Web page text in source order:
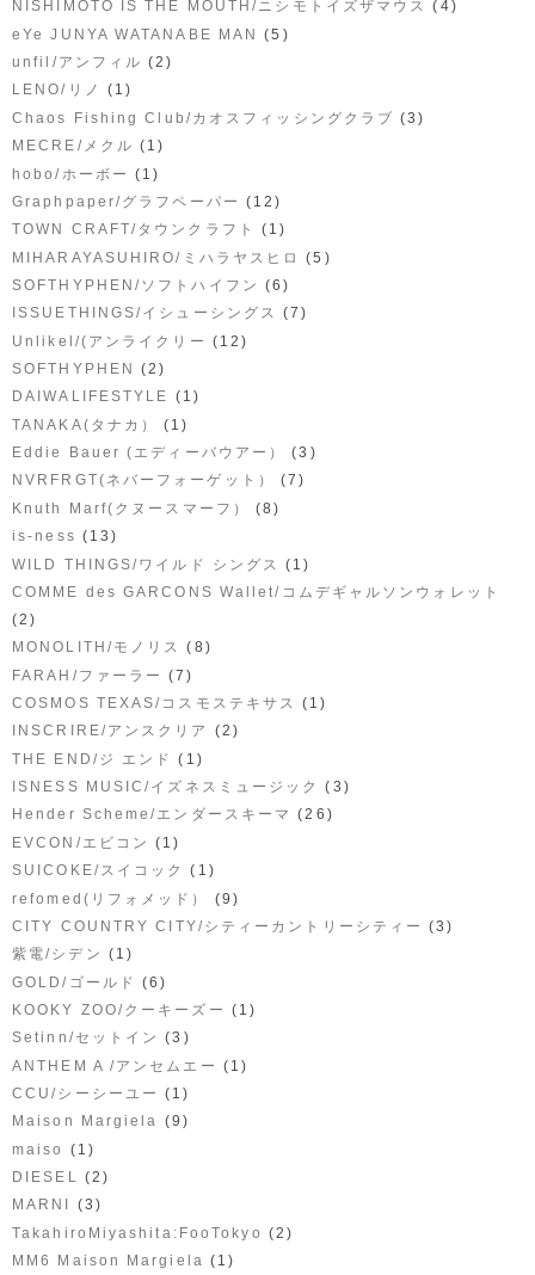
NISHIMOTO IS THE MOUTH/ニシモトイズザマウス (4)
eYe JUNYA WATANABE MAN
(5)
unfil/アンフィル (2)
LENO/リノ
(1)
Chaos Fishing Club/カオスフィッシングクラブ (3)
MECRE/メクル (1)
hobo/ホーボー (1)
Graphpaper/グラフペーパー (12)
TOWN CRAFT/タウンクラフト
(1)
MIHARAYASUHIRO/ミハラヤスヒロ
(5)
SOFTHYPHEN/ソフトハイフン (6)
ISSUETHINGS/イシューシングス (7)
Unlikel/(アンライクリー (12)
SOFTHYPHEN
(2)
DAIWALIFESTYLE (1)
TANAKA(タナカ）
(1)
Eddie Bauer (エディーバウアー）
(3)
NVRFRGT(ネバーフォーゲット）
(7)
Knuth Marf(クヌースマーフ）
(8)
is-ness (13)
WILD THINGS/ワイルド シングス (1)
COMME des GARCONS Wallet/コムデギャルソンウォレット
(2)
MONOLITH/モノリス (8)
FARAH/ファーラー (7)
COSMOS TEXAS/コスモステキサス (1)
INSCRIRE/アンスクリア
(2)
THE END/ジ エンド (1)
ISNESS MUSIC/イズネスミュージック
(3)
Hender Scheme/エンダースキーマ (26)
EVCON/エビコン (1)
SUICOKE/スイコック
(1)
refomed(リフォメッド）
(9)
CITY COUNTRY CITY/シティーカントリーシティー (3)
紫電/シデン (1)
GOLD/ゴールド (6)
KOOKY ZOO/クーキーズー (1)
Setinn/セットイン (3)
ANTHEM A /アンセムエー (1)
CCU/シーシーユー (1)
Maison Margiela (9)
maiso
(1)
DIESEL (2)
MARNI (3)
TakahiroMiyashita:FooTokyo (2)
MM6 Maison Margiela (1)